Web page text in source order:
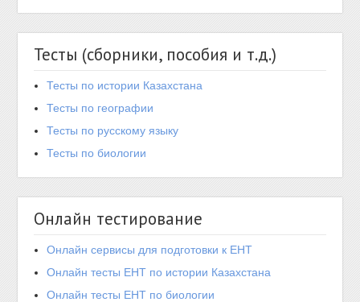
Тесты (сборники, пособия и т.д.)
Тесты по истории Казахстана
Тесты по географии
Тесты по русскому языку
Тесты по биологии
Онлайн тестирование
Онлайн сервисы для подготовки к ЕНТ
Онлайн тесты ЕНТ по истории Казахстана
Онлайн тесты ЕНТ по биологии